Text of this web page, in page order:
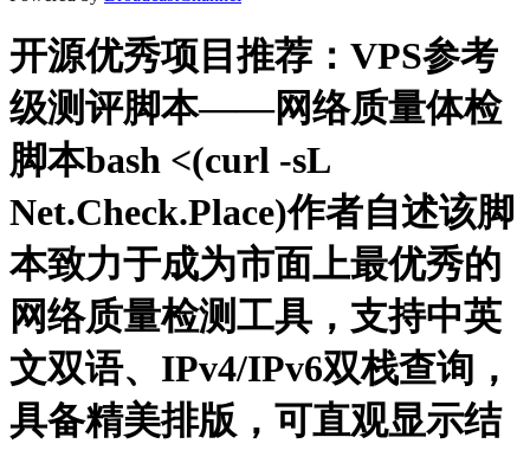
开源优秀项目推荐：VPS参考
级测评脚本——网络质量体检
脚本bash <(curl -sL
Net.Check.Place)作者自述该脚
本致力于成为市面上最优秀的
网络质量检测工具，支持中英
文双语、IPv4/IPv6双栈查询，
具备精美排版，可直观显示结